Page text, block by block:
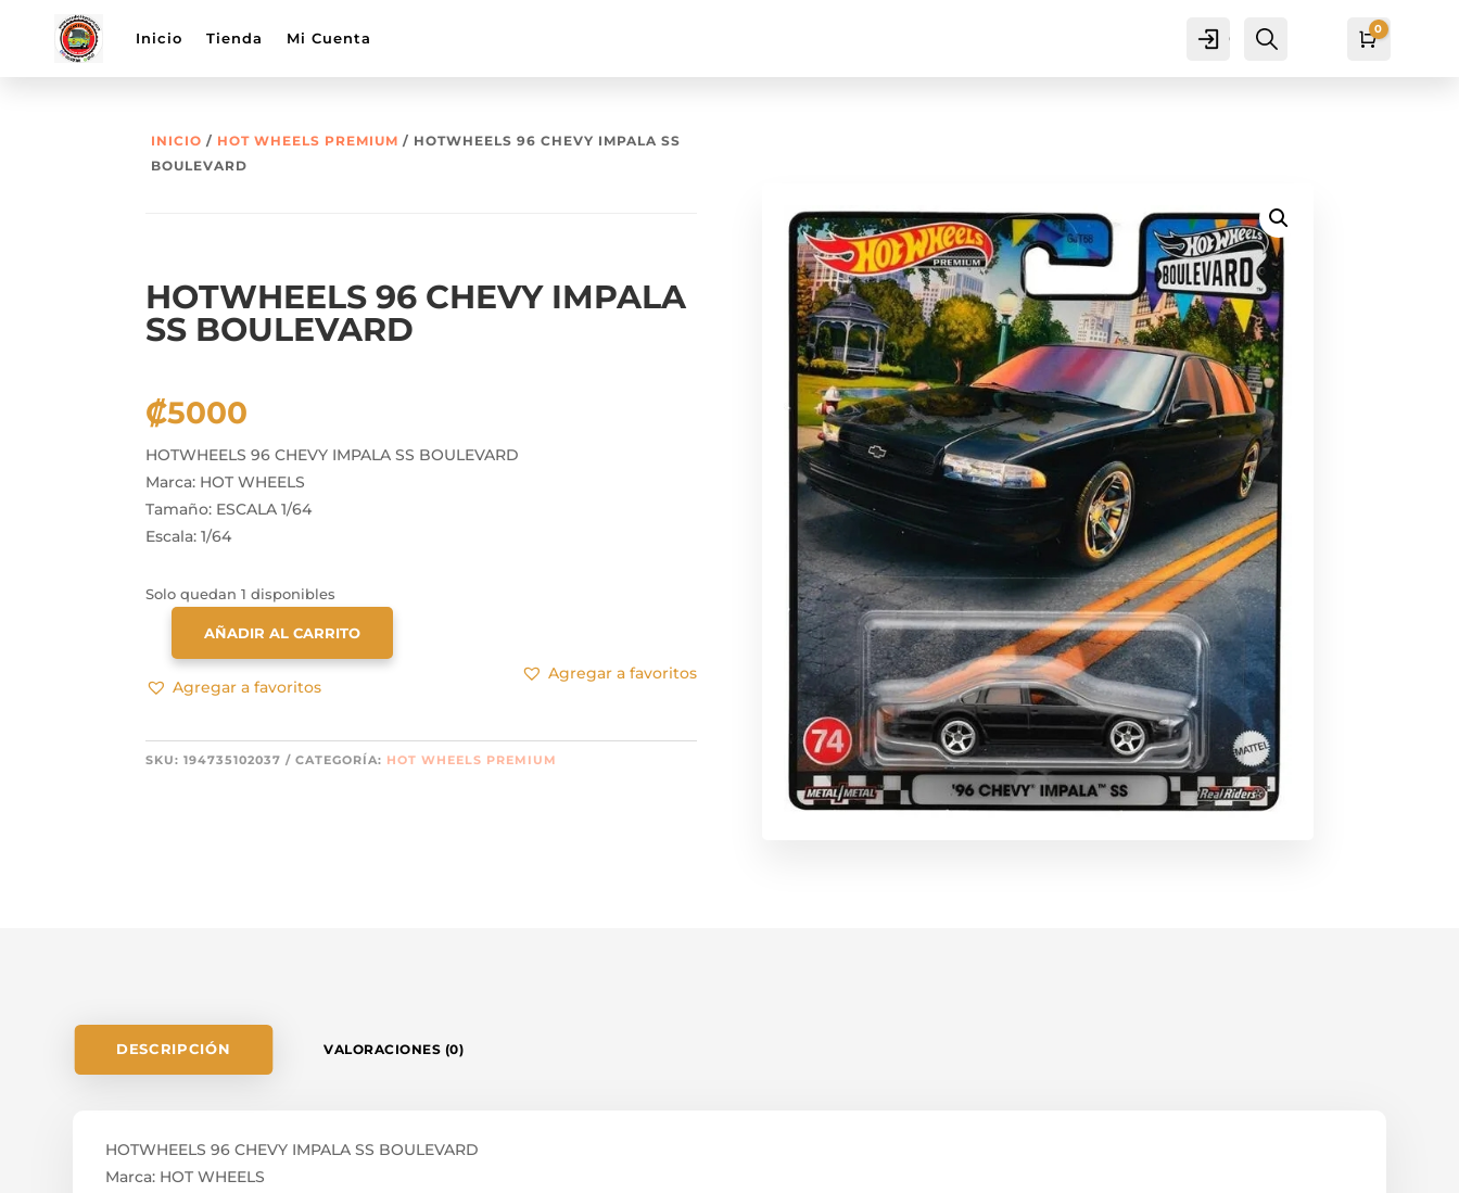
Inicio Tienda Mi Cuenta Cuenta Carro
0
INICIO / HOT WHEELS PREMIUM / HOTWHEELS 96 CHEVY IMPALA SS
BOULEVARD
HOTWHEELS 96 CHEVY IMPALA
SS BOULEVARD
₡5000
HOTWHEELS 96 CHEVY IMPALA SS BOULEVARD
Marca: HOT WHEELS
Tamaño: ESCALA 1/64
Escala: 1/64
Solo quedan 1 disponibles
CHEVY
SS
BOULEVARD
AÑADIR AL CARRITO
Agregar a favoritos
Agregar a favoritos
SKU:194735102037 CATEGORÍA: HOT WHEELS PREMIUM
DESCRIPCIÓN VALORACIONES (0)
HOTWHEELS 96 CHEVY IMPALA SS BOULEVARD
Marca: HOT WHEELS